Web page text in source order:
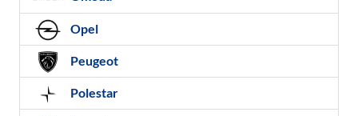
Opel
Peugeot
Polestar